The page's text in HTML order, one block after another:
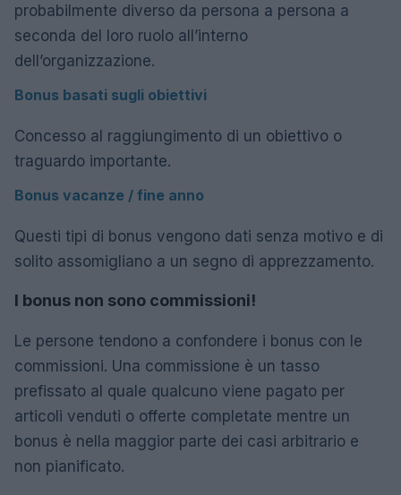
probabilmente diverso da persona a persona a
seconda del loro ruolo all’interno
dell’organizzazione.
Bonus basati sugli obiettivi
Concesso al raggiungimento di un obiettivo o
traguardo importante.
Bonus vacanze / fine anno
Questi tipi di bonus vengono dati senza motivo e di
solito assomigliano a un segno di apprezzamento.
I bonus non sono commissioni!
Le persone tendono a confondere i bonus con le
commissioni. Una commissione è un tasso
prefissato al quale qualcuno viene pagato per
articoli venduti o offerte completate mentre un
bonus è nella maggior parte dei casi arbitrario e
non pianificato.